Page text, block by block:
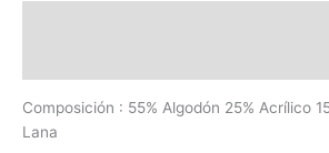
Composición : 55% Algodón 25% Acrílico
Lana